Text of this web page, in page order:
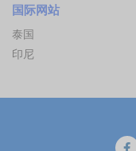
国际网站
泰国
印尼